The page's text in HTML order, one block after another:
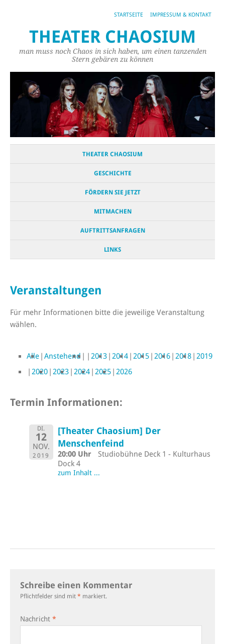
STARTSEITE IMPRESSUM & KONTAKT
THEATER CHAOSIUM
man muss noch Chaos in sich haben, um einen tanzenden
Stern gebären zu können
THEATER CHAOSIUM
GESCHICHTE
FÖRDERN SIE JETZT
MITMACHEN
AUFTRITTSANFRAGEN
LINKS
Veranstaltungen
Für mehr Informationen bitte die jeweilige Veranstaltung
wählen.
Alle Anstehend 2013 2014 2015 2016 2018 2019
2020 2023 2024 2025 2026
Termin Informationen:
DI.
12
NOV.
2019
[Theater Chaosium] Der
Menschenfeind
20:00 Uhr
Studiobühne Deck 1 - Kulturhaus
Dock 4
zum Inhalt ...
Schreibe einen Kommentar
Pflichtfelder sind mit * markiert.
Nachricht *